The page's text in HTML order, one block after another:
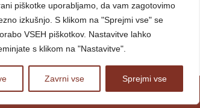
piškotke uporabljamo, da vam zagotovimo
izkušnjo. S klikom na "Sprejmi vse" se
VSEH piškotkov. Nastavitve lahko
s klikom na "Nastavitve".
Zavrni vse Sprejmi vse